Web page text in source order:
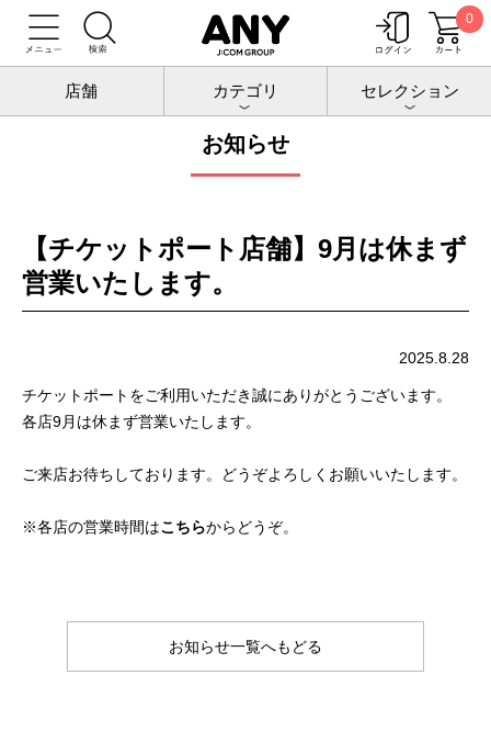
0
店舗 カテゴリ セレクション
トップ お知らせ
お知らせ
【チケットポート店舗】9月は休まず
営業いたします。
2025.8.28
チケットポートをご利用いただき誠にありがとうございます。
各店9月は休まず営業いたします。
ご来店お待ちしております。どうぞよろしくお願いいたします。
※各店の営業時間はこちらからどうぞ。
お知らせ一覧へもどる